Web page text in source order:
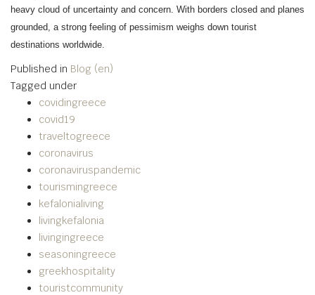
heavy cloud of uncertainty and concern. With borders closed and planes
grounded, a strong feeling of pessimism weighs down tourist
destinations worldwide.
Published in Blog (en)
Tagged under
covidingreece
covid19
traveltogreece
coronavirus
coronaviruspandemic
tourismingreece
kefalonialiving
livingkefalonia
livingingreece
seasoningreece
greekhospitality
touristcommunity